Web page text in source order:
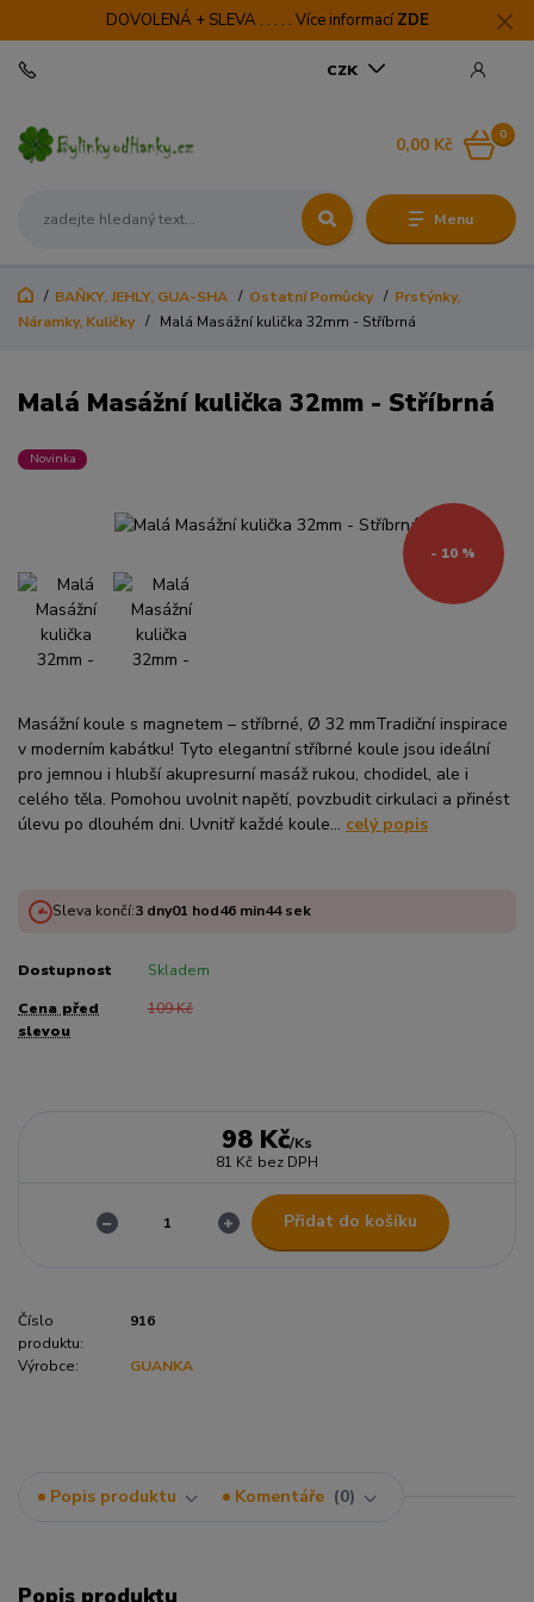
DOVOLENÁ + SLEVA . . . . . Více informací ZDE
Menu
CZK
0
0,00 Kč
BAŇKY, JEHLY, GUA-SHA Ostatní Pomůcky
Prstýnky,
Náramky, Kuličky
Malá Masážní kulička 32mm - Stříbrná
Malá Masážní kulička 32mm - Stříbrná
Novinka
- 10 %
Masážní koule s magnetem – stříbrné, Ø 32 mmTradiční inspirace
v moderním kabátku! Tyto elegantní stříbrné koule jsou ideální
pro jemnou i hlubší akupresurní masáž rukou, chodidel, ale i
celého těla. Pomohou uvolnit napětí, povzbudit cirkulaci a přinést
úlevu po dlouhém dni. Uvnitř každé koule... celý popis
Sleva končí:3 dny01 hod46min44sek
Dostupnost Skladem
Cena před
slevou
109 Kč
98 Kč/Ks
81 Kč bez DPH
Přidat do košíku
Číslo
produktu:
916
Výrobce: GUANKA
Popis produktu Komentáře 0
Popis produktu